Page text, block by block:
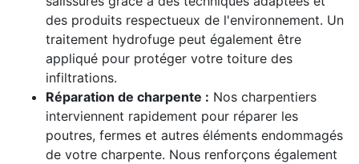
des produits respectueux de l'environnement. Un
traitement hydrofuge peut également être
appliqué pour protéger votre toiture des
infiltrations.
Réparation de charpente : Nos charpentiers
interviennent rapidement pour réparer les
poutres, fermes et autres éléments endommagés
de votre charpente. Nous renforçons également